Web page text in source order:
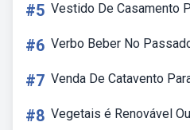
#5 Vestido De Casamento
#6 Verbo Beber No
#7 Venda De Catavento
#8 Vegetais é Renovável